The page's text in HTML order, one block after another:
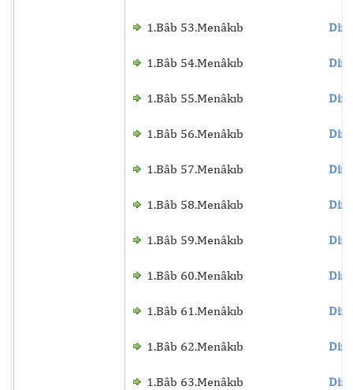
1.Bâb 53.Menâkıb
1.Bâb 54.Menâkıb
1.Bâb 55.Menâkıb
1.Bâb 56.Menâkıb
1.Bâb 57.Menâkıb
1.Bâb 58.Menâkıb
1.Bâb 59.Menâkıb
1.Bâb 60.Menâkıb
1.Bâb 61.Menâkıb
1.Bâb 62.Menâkıb
1.Bâb 63.Menâkıb